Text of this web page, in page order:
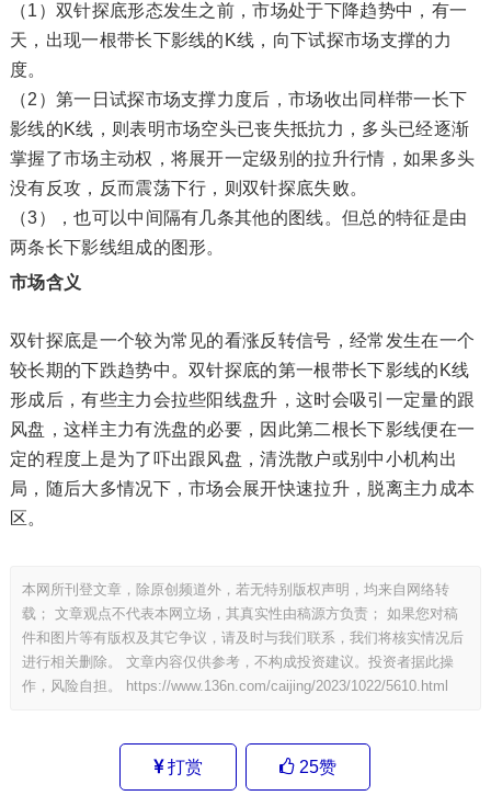
（1）双针探底形态发生之前，市场处于下降趋势中，有一
天，出现一根带长下影线的K线，向下试探市场支撑的力
度。
（2）第一日试探市场支撑力度后，市场收出同样带一长下
影线的K线，则表明市场空头已丧失抵抗力 ，多头已经逐渐
掌握了市场主动权，将展开一定级别的拉升行情，如果多头
没有反攻，反而震荡下行，则双针探底失败。
（3），也可以中间隔有几条其他的图线。但总的特征是由
两条长下影线组成的图形。
市场含义
双针探底是一个较为常见的看涨反转信号，经常发生在一个
较长期的下跌趋势中。双针探底的第一根带长下影线的K线
形成后，有些主力会拉些阳线盘升，这时会吸引一定量的跟
风盘 ，这样主力有洗盘的必要，因此第二根长下影线便在一
定的程度上是为了吓出跟风盘，清洗散户或别中小机构出
局，随后大多情况下，市场会展开快速拉升，脱离主力成本
区。
本网所刊登文章，除原创频道外，若无特别版权声明，均来自网络转
载； 文章观点不代表本网立场，其真实性由稿源方负责； 如果您对稿
件和图片等有版权及其它争议，请及时与我们联系，我们将核实情况后
进行相关删除。 文章内容仅供参考，不构成投资建议。投资者据此操
作，风险自担。
https://www.136n.com/caijing/2023/1022/5610.html
打赏 25赞